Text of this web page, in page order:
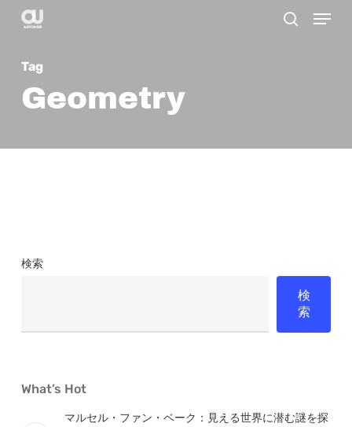
Skip
main
content
Menu
Tag
Geometry
検索
検
索
What’s Hot
マルセル・ファン・ベーク：見える世界に潜む謎を探